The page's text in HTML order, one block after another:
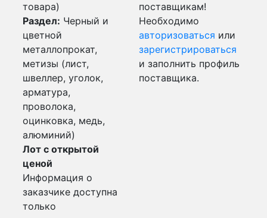
товара)
Раздел: Черный и
цветной
металлопрокат,
метизы (лист,
швеллер, уголок,
арматура,
проволока,
оцинковка, медь,
алюминий)
Лот с открытой
ценой
Информация о
заказчике доступна
только
поставщикам!
Необходимо
авторизоваться или
зарегистрироваться
и заполнить профиль
поставщика.